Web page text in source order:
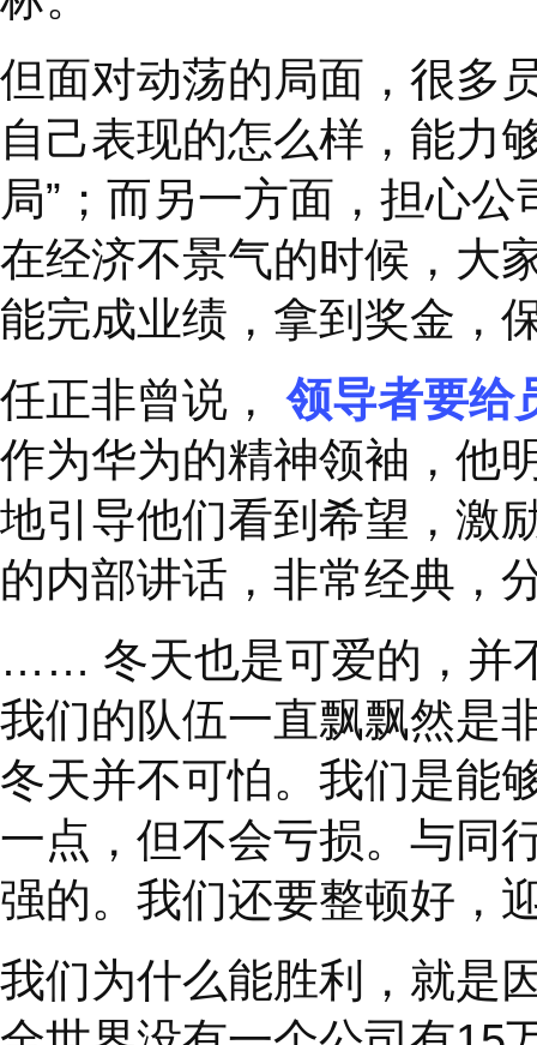
1 、和你共事更有信心
在环境多变的今天，“
标。
但面对动荡的局面，
自己表现的怎么样，
局”；而另一方面，担
在经济不景气的时候
能完成业绩，拿到奖
任正非曾说， 领导者
作为华为的精神领袖
地引导他们看到希望
的内部讲话，非常经
…… 冬天也是可爱的